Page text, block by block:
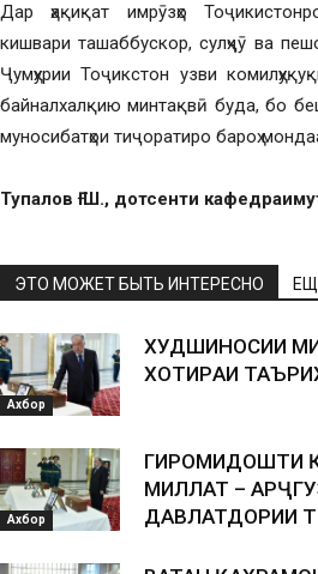
Дар ҳақиқат имрӯзҳо
кишвари ташаббускор, сулҳҷӯ ва
Ҷумҳурии Тоҷикстон узви
байналхалқию минтақвӣ буда, бо
муносибатҳои тиҷоратиро бароҳ
Тупалов Ғ.Ш., дотсенти
ЭТО МОЖЕТ БЫТЬ ИНТЕРЕСНО
Ахбор
ХУДШИНОСИИ
ХОТИPАИ
Ахбор
ГИРОМИДОШТИ
МИЛЛАТ –
ДАВЛАТДОРИИ